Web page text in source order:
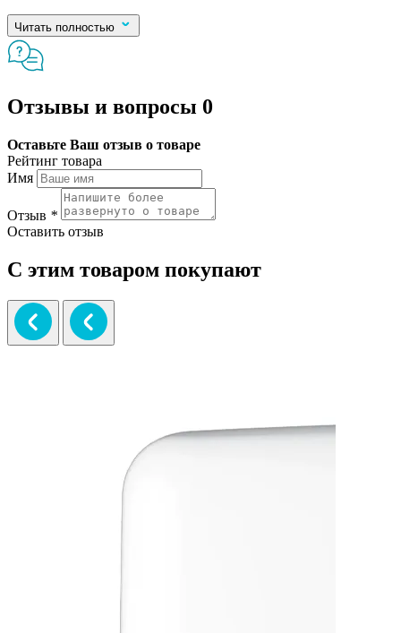
Читать полностью
Отзывы и вопросы 0
Оставьте Ваш отзыв о товаре
Рейтинг товара
Имя
Отзыв *
Оставить отзыв
С этим товаром покупают